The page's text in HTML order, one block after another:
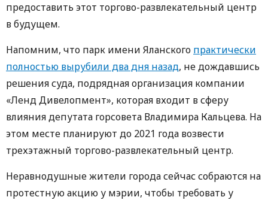
предоставить этот торгово-развлекательный центр
в будущем.
Напомним, что парк имени Яланского практически
полностью вырубили два дня назад, не дождавшись
решения суда, подрядная организация компании
«Ленд Дивелопмент», которая входит в сферу
влияния депутата горсовета Владимира Кальцева. На
этом месте планируют до 2021 года возвести
трехэтажный торгово-развлекательный центр.
Неравнодушные жители города сейчас собраются на
протестную акцию у мэрии, чтобы требовать у